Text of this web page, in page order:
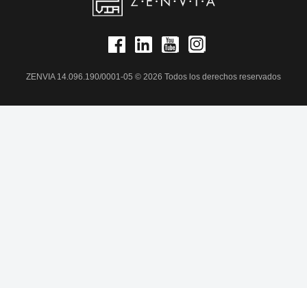
ZENVIA 14.096.190/0001-05 © 2026 Todos los derechos reservados